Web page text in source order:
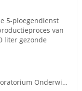
5-ploegendienst
van
liter gezonde
Levensmiddelentechnologie, Laboratorium Onderwijs, Procestechnologie